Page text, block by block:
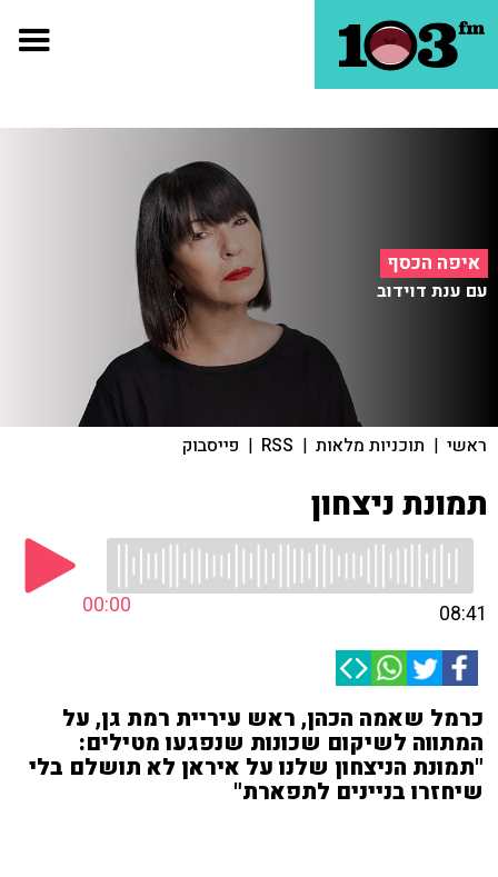
איפה הכסף
עם ענת דוידוב
ראשי | תוכניות מלאות |
RSS
| פייסבוק
תמונת ניצחון
00:00 08:41
כרמל שאמה הכהן, ראש עיריית רמת גן, על
המתווה לשיקום שכונות שנפגעו מטילים:
"תמונת הניצחון שלנו על איראן לא תושלם בלי
שיחזרו בניינים לתפארת"